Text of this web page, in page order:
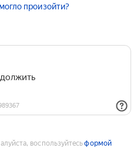
произойти?
воспользуйтесьформой